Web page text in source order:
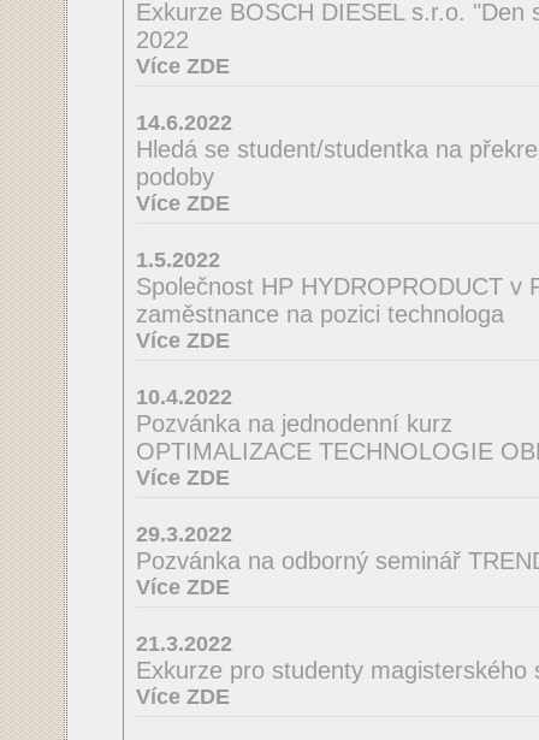
Exkurze BOSCH DIESEL s.r.o. "Den
2022
Více ZDE
14.6.2022
Hledá se student/studentka na
podoby
Více ZDE
1.5.2022
Společnost HP HYDROPRODUCT v
zaměstnance na pozici technologa
Více ZDE
10.4.2022
Pozvánka na jednodenní kurz
OPTIMALIZACE TECHNOLOGIE
Více ZDE
29.3.2022
Pozvánka na odborný seminář
Více ZDE
21.3.2022
Exkurze pro studenty magisterského
Více ZDE